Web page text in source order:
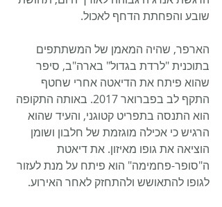
שובע והפחתת הדחף לאכול.
הארפר, שהיה המאמן של המשתתפים
בתוכנית "לרדת בגדול" בארה"ב, סיפר
שהוא פיתח את הדיאטה אחרי שחטף
התקף לב בפברואר 2017. באותה התקופה
הוא התנסה בתפריט קטוגני, והעיד שהוא
הרגיש כי אכילה מוגזמת של חלבון ושומן
הוציאה את גופו מאיזון. את דיאטת
ה"סופר-פחמימה" הוא פיתח על מנת לעזור
לגופו להתאושש ולהתחזק לאחר האירוע.